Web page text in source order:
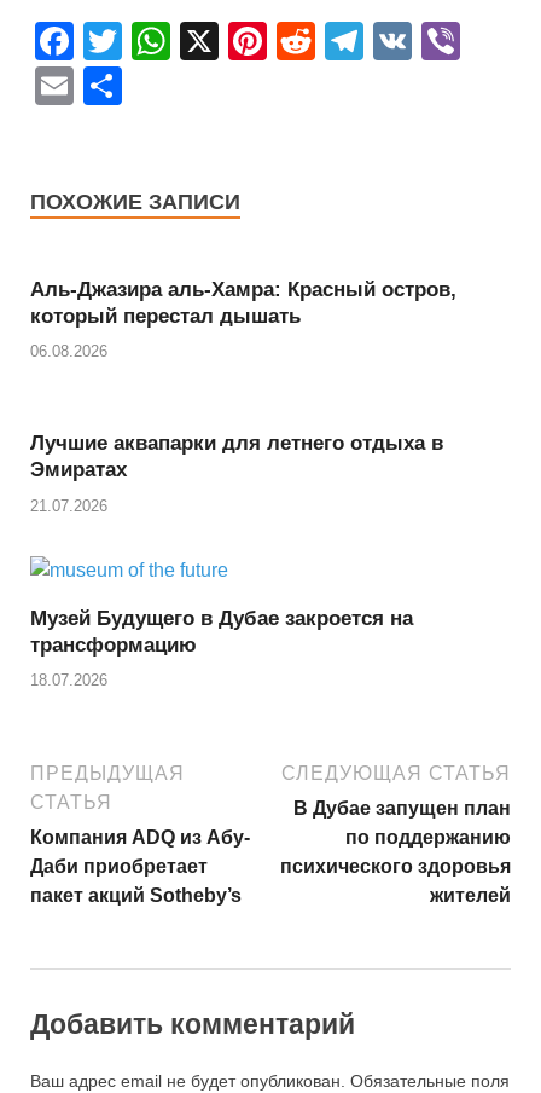
F
a
c
b
o
k
T
W
A
X
Pi
R
T
V
E
а
и
ть
ПОХОЖИЕ ЗАПИСИ
Аль‑Джазира аль‑Хамра: Красный остров,
который перестал дышать
06.08.2026
Лучшие аквапарки для летнего отдыха в
Эмиратах
21.07.2026
Музей Будущего в Дубае закроется на
трансформацию
18.07.2026
ПРЕДЫДУЩАЯ
СТАТЬЯ
Компания ADQ из Абу-
Даби приобретает
пакет акций Sotheby’s
СЛЕДУЮЩАЯ СТАТЬЯ
В Дубае запущен план
по поддержанию
психического здоровья
жителей
Добавить комментарий
Ваш адрес email не будет опубликован. Обязательные поля